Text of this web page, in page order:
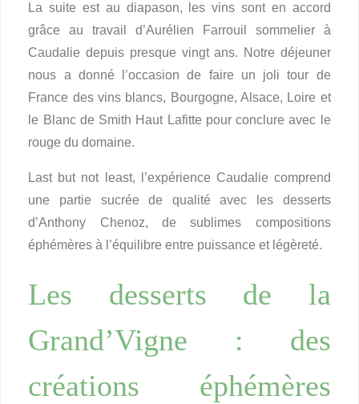
La suite est au diapason, les vins sont en accord
grâce au travail d’Aurélien Farrouil sommelier à
Caudalie depuis presque vingt ans. Notre déjeuner
nous a donné l’occasion de faire un joli tour de
France des vins blancs, Bourgogne, Alsace, Loire et
le Blanc de Smith Haut Lafitte pour conclure avec le
rouge du domaine.
Last but not least, l’expérience Caudalie comprend
une partie sucrée de qualité avec les desserts
d’Anthony Chenoz, de sublimes compositions
éphémères à l’équilibre entre puissance et légèreté.
Les desserts de la
Grand’Vigne : des
créations éphémères